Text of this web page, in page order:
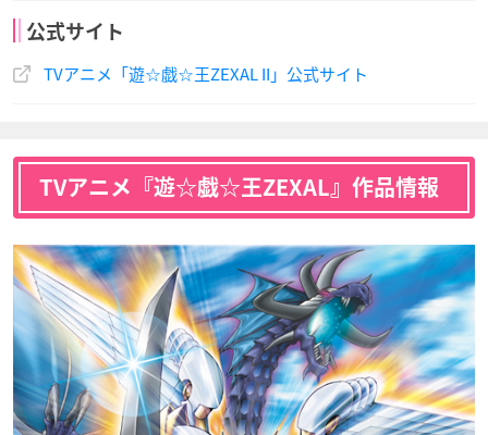
公式サイト
TVアニメ「遊☆戯☆王ZEXAL II」公式サイト
TVアニメ『遊☆戯☆王ZEXAL』作品情報